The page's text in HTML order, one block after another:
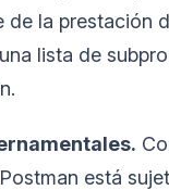
de la prestación
lista de
está